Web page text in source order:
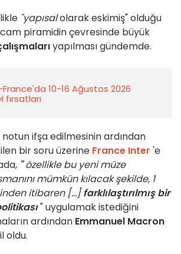
"yapısalolarak eskimiş" olduğu
piramidin çevresinde büyük
yapılması gündemde.
10-16 Ağustos 2026
fırsatları
ifşa edilmesinin ardından
bir soru üzerine France Inter 'e
"özellikle bu yeni müze
mümkün kılacak şekilde, 1
itibaren [...]farklılaştırılmış bir
" uygulamak istediğini
ardından Emmanuel Macron
oldu.